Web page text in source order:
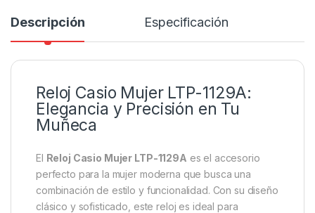
Descripción Especificación
Reloj Casio Mujer LTP-1129A:
Elegancia y Precisión en Tu
Muñeca
El Reloj Casio Mujer LTP-1129A es el accesorio
perfecto para la mujer moderna que busca una
combinación de estilo y funcionalidad. Con su diseño
clásico y sofisticado, este reloj es ideal para